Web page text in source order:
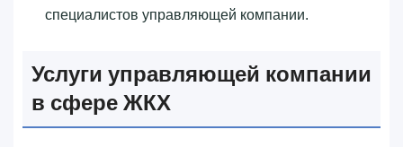
специалистов управляющей компании.
Услуги управляющей компании
в сфере ЖКХ